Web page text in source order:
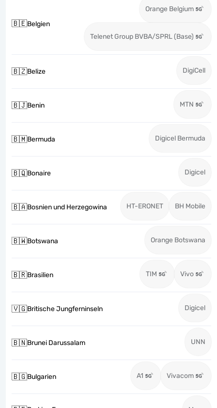
🇧🇪Belgien
Orange Belgium
Telenet Group BVBA/SPRL (Base)
🇧🇿Belize DigiCell
🇧🇯Benin MTN
🇧🇲Bermuda Digicel Bermuda
🇧🇶Bonaire Digicel
🇧🇦Bosnien und Herzegowina HT-ERONET BH Mobile
🇧🇼Botswana Orange Botswana
🇧🇷Brasilien TIM Vivo
🇻🇬Britische Jungferninseln Digicel
🇧🇳Brunei Darussalam UNN
🇧🇬Bulgarien A1 Vivacom